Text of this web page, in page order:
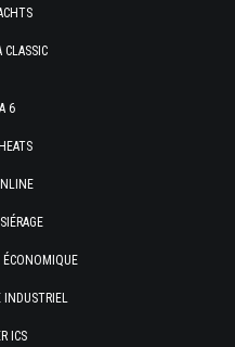
CLASSIC
6
ÉCONOMIQUE
INDUSTRIEL
ICS